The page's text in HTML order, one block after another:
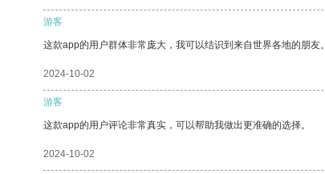
游客
这款app的用户群体非常庞大，我可以结识到来自世界各地的朋友。
2024-10-02
游客
这款app的用户评论非常真实，可以帮助我做出更准确的选择。
2024-10-02